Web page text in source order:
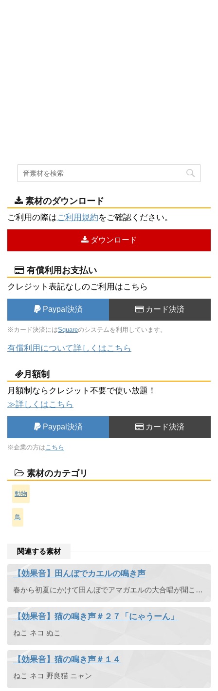
素材のダウンロード
ご利用の際はご利用規約をご確認ください。
ダウンロード
有償利用お支払い
クレジット表記なしのご利用はこちら
Paypal決済 カード決済
※カード決済にはSquareのシステムを利用しています。
有償利用について詳しくはこちら
月額制
月額制ならクレジット不要で使い放題！
≫詳しくはこちら
Paypal決済 カード決済
※企業の方は こちら
素材のカテゴリ
動物
鳥
関連する素材
【効果音】田んぼでカエルの鳴き声
春から初夏にかけて田んぼでアマガエルの大合唱が聞こえてきます。そんな情景で録音した蛙（かえる）の鳴き声です。ゲコゲコ。
【効果音】猫の鳴き声＃２７「にゃうーん」
ねこ ネコ ぬこ
【効果音】猫の鳴き声＃１４
ねこ ネコ 野良猫 ニャン